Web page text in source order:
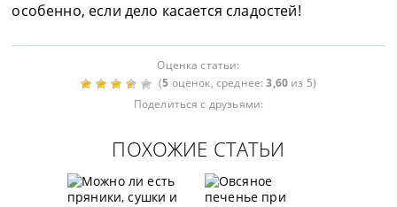
особенно, если дело касается сладостей!
Оценка статьи:
(5 оценок, среднее:3,60 из 5)
Поделиться с друзьями:
ПОХОЖИЕ СТАТЬИ